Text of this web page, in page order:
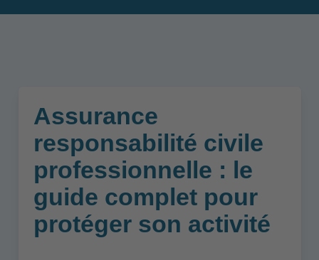
Assurance
responsabilité civile
professionnelle : le
guide complet pour
protéger son activité